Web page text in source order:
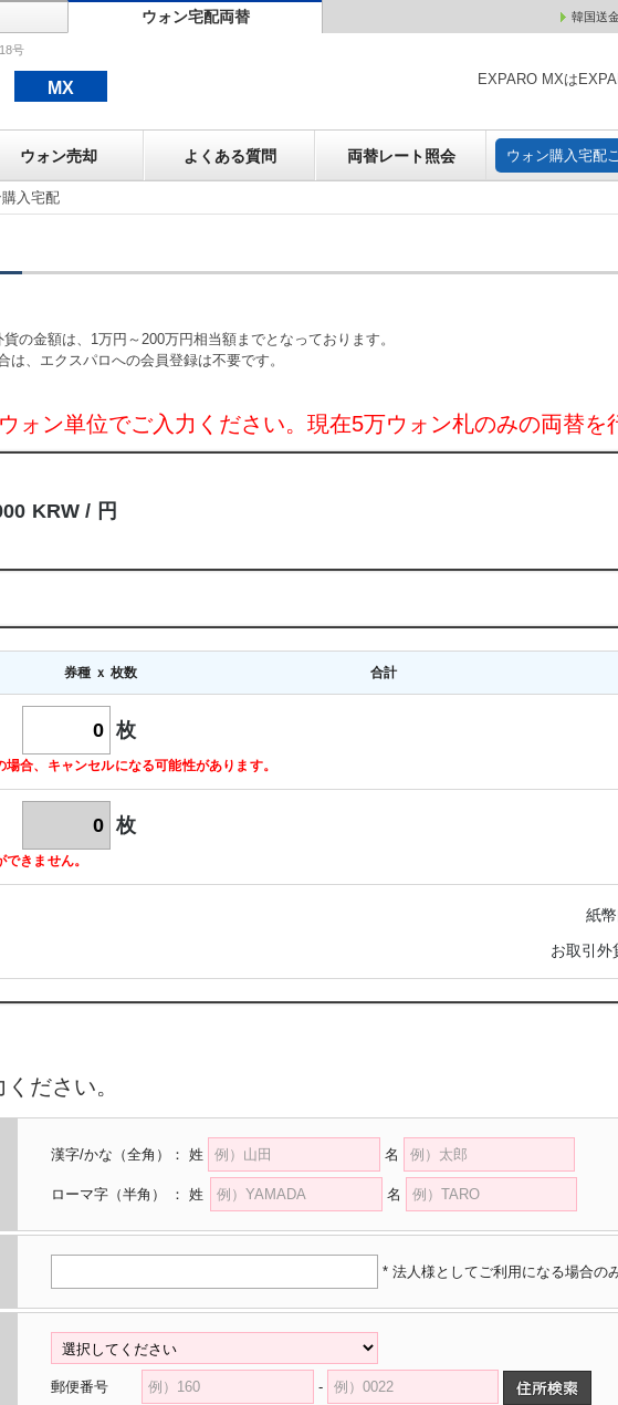
ウォン宅配両替 韓国送
号
MX EXPARO MXは
ウォン売却 よくある質問 両替レート照会 ウォン購入宅配
ウォン売却 ウォン購
入宅配
の金額は、1万円～200万円相当額までとなっております。
は、エクスパロへの会員登録は不要です。
ォン単位でご入力ください。現在5万ウォン札のみの両替を
KRW / 円
券種 ｘ 枚数 合計
枚
合、キャンセルになる可能性があります。
枚
きません。
紙
お取引外
ださい。
漢字/かな （全角） ： 姓 名
ローマ字 （半角） ： 姓 名
* 法人様としてご利用になる場合の
郵便番号 -